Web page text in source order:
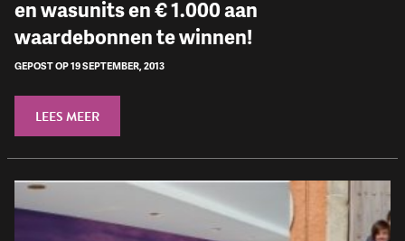
en wasunits en € 1.000 aan
waardebonnen te winnen!
GEPOST OP 19 SEPTEMBER, 2013
LEES MEER